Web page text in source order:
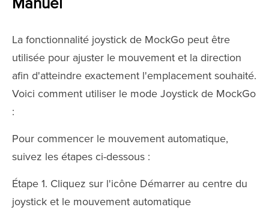
La fonctionnalité joystick de MockGo peut être
utilisée pour ajuster le mouvement et la direction
afin d'atteindre exactement l'emplacement souhaité.
Voici comment utiliser le mode Joystick de MockGo
:
Pour commencer le mouvement automatique,
suivez les étapes ci-dessous :
Étape 1. Cliquez sur l'icône Démarrer au centre du
joystick et le mouvement automatique